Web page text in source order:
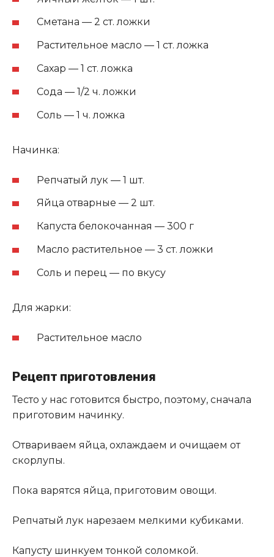
Сметана — 2 ст. ложки
Растительное масло — 1 ст. ложка
Сахар — 1 ст. ложка
Сода — 1/2 ч. ложки
Соль — 1 ч. ложка
Начинка:
Репчатый лук — 1 шт.
Яйца отварные — 2 шт.
Капуста белокочанная — 300 г
Масло растительное — 3 ст. ложки
Соль и перец — по вкусу
Для жарки:
Растительное масло
Рецепт приготовления
Тесто у нас готовится быстро, поэтому, сначала
приготовим начинку.
Отвариваем яйца, охлаждаем и очищаем от
скорлупы.
Пока варятся яйца, приготовим овощи.
Репчатый лук нарезаем мелкими кубиками.
Капусту шинкуем тонкой соломкой.